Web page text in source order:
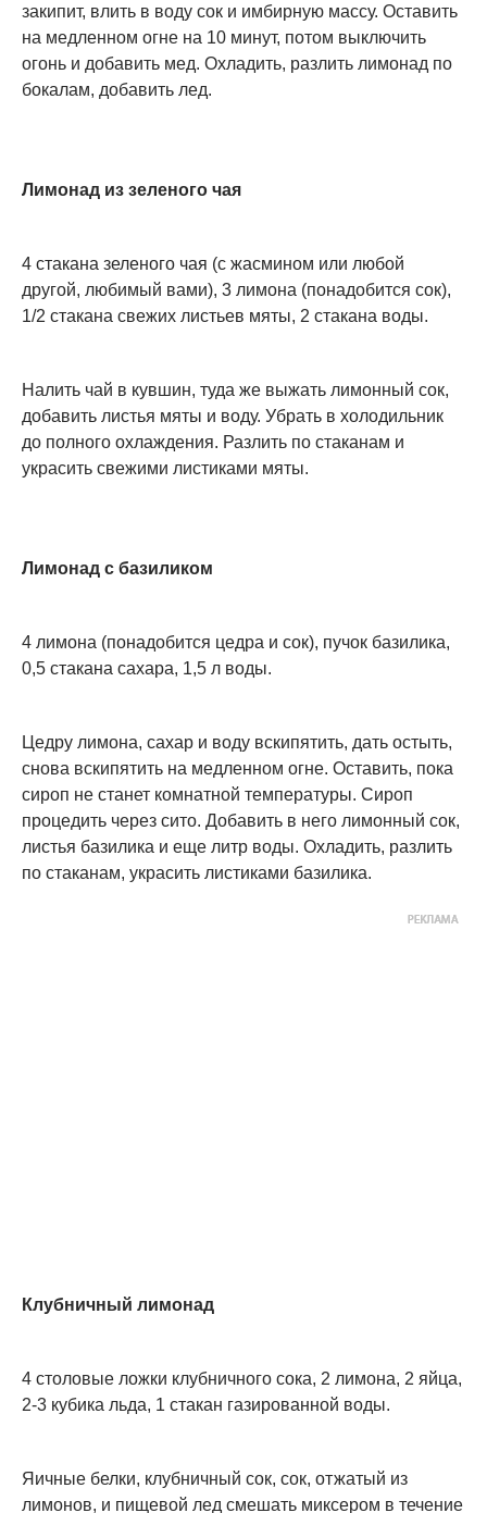
закипит, влить в воду сок и имбирную массу. Оставить
на медленном огне на 10 минут, потом выключить
огонь и добавить мед. Охладить, разлить лимонад по
бокалам, добавить лед.
Лимонад из зеленого чая
4 стакана зеленого чая (с жасмином или любой
другой, любимый вами), 3 лимона (понадобится сок),
1/2 стакана свежих листьев мяты, 2 стакана воды.
Налить чай в кувшин, туда же выжать лимонный сок,
добавить листья мяты и воду. Убрать в холодильник
до полного охлаждения. Разлить по стаканам и
украсить свежими листиками мяты.
Лимонад с базиликом
4 лимона (понадобится цедра и сок), пучок базилика,
0,5 стакана сахара, 1,5 л воды.
Цедру лимона, сахар и воду вскипятить, дать остыть,
снова вскипятить на медленном огне. Оставить, пока
сироп не станет комнатной температуры. Сироп
процедить через сито. Добавить в него лимонный сок,
листья базилика и еще литр воды. Охладить, разлить
по стаканам, украсить листиками базилика.
Клубничный лимонад
4 столовые ложки клубничного сока, 2 лимона, 2 яйца,
2-3 кубика льда, 1 стакан газированной воды.
Яичные белки, клубничный сок, сок, отжатый из
лимонов, и пищевой лед смешать миксером в течение